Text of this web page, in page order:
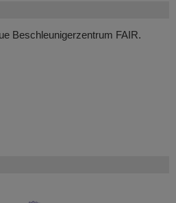
Beschleunigerzentrum FAIR.